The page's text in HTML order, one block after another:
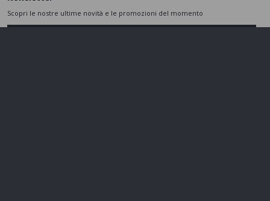
Scopri le nostre ultime novità e le promozioni del momento